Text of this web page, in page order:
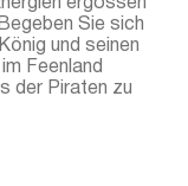
ergossen
Sie sich
und seinen
Feenland
der Piraten zu